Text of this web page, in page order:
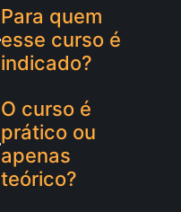
Para quem
esse curso é
indicado?
O curso é
prático ou
apenas
teórico?